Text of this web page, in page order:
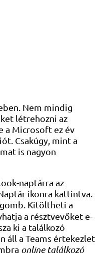
Nem mindig
létrehozni az
a Microsoft ez év
Csakúgy, mint a
is nagyon
naptárra az
ikonra kattintva.
Kitöltheti a
a résztvevőket e-
ki a találkozó
áll a Teams értekezlet
online találkozó